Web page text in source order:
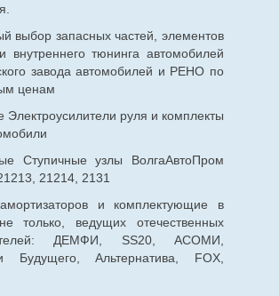
выбор запасных частей, элементов
внутреннего тюнинга автомобилей
завода автомобилей и РЕНО по
ценам
Электроусилители руля и комплекты
Ступичные узлы ВолгаАвтоПром
21214, 2131
и комплектующие в
только, ведущих отечественных
ДЕМФИ, SS20, АСОМИ,
Будущего, Альтернатива, FOX,